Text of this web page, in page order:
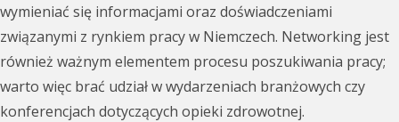
wymieniać się informacjami oraz doświadczeniami
związanymi z rynkiem pracy w Niemczech. Networking jest
również ważnym elementem procesu poszukiwania pracy;
warto więc brać udział w wydarzeniach branżowych czy
konferencjach dotyczących opieki zdrowotnej.